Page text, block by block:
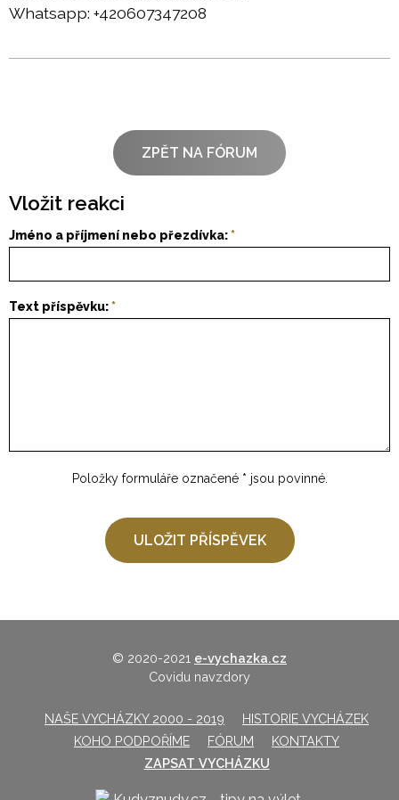
Whatsapp: +420607347208
ZPĚT NA FÓRUM
Vložit reakci
Jméno a příjmení nebo přezdívka:
Text příspěvku:
Položky formuláře označené * jsou povinné.
© 2020-2021 e-vychazka.cz
Covidu navzdory
NAŠE VYCHÁZKY 2000 - 2019
HISTORIE VYCHÁZEK
KOHO PODPOŘÍME
FÓRUM
KONTAKTY
ZAPSAT VYCHÁZKU